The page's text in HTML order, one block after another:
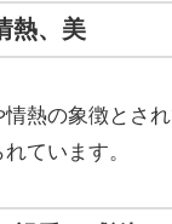
熱、美
熱の象徴とさ
ています。